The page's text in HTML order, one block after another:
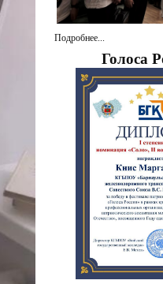
Подробнее...
Голоса